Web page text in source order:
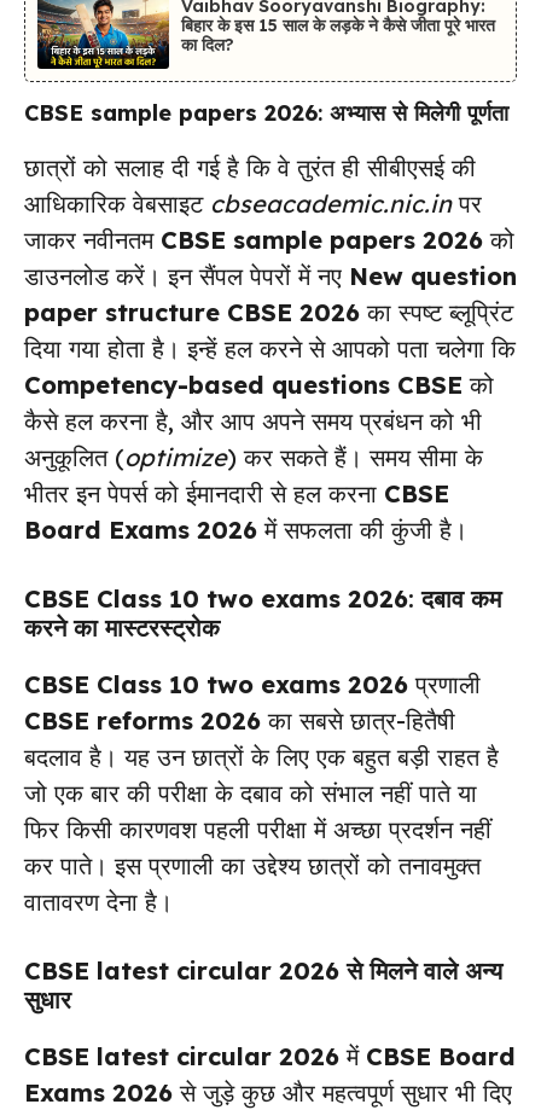
Vaibhav Sooryavanshi Biography:
बिहार के इस 15 साल के लड़के ने कैसे जीता पूरे भारत
का दिल?
CBSE sample papers 2026: अभ्यास से मिलेगी पूर्णता
छात्रों को सलाह दी गई है कि वे तुरंत ही सीबीएसई की
आधिकारिक वेबसाइट cbseacademic.nic.inपर
जाकर नवीनतम CBSE sample papers 2026 को
डाउनलोड करें। इन सैंपल पेपरों में नए New question
paper structure CBSE 2026 का स्पष्ट ब्लूप्रिंट
दिया गया होता है। इन्हें हल करने से आपको पता चलेगा कि
Competency-based questions CBSE को
कैसे हल करना है, और आप अपने समय प्रबंधन को भी
अनुकूलित (optimize) कर सकते हैं। समय सीमा के
भीतर इन पेपर्स को ईमानदारी से हल करना CBSE
Board Exams 2026 में सफलता की कुंजी है।
CBSE Class 10 two exams 2026: दबाव कम
करने का मास्टरस्ट्रोक
CBSE Class 10 two exams 2026 प्रणाली
CBSE reforms 2026 का सबसे छात्र-हितैषी
बदलाव है। यह उन छात्रों के लिए एक बहुत बड़ी राहत है
जो एक बार की परीक्षा के दबाव को संभाल नहीं पाते या
फिर किसी कारणवश पहली परीक्षा में अच्छा प्रदर्शन नहीं
कर पाते। इस प्रणाली का उद्देश्य छात्रों को तनावमुक्त
वातावरण देना है।
CBSE latest circular 2026 से मिलने वाले अन्य
सुधार
CBSE latest circular 2026 में CBSE Board
Exams 2026 से जुड़े कुछ और महत्वपूर्ण सुधार भी दिए